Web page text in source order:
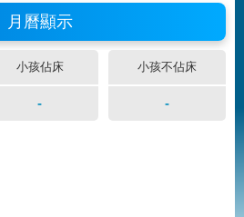
月曆顯示
小孩佔床 小孩不佔床
- -